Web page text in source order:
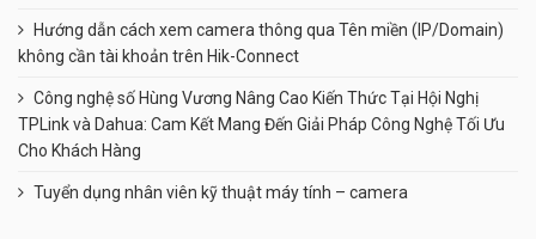
Hướng dẫn cách xem camera thông qua Tên miền (IP/Domain)
không cần tài khoản trên Hik-Connect
Công nghệ số Hùng Vương Nâng Cao Kiến Thức Tại Hội Nghị
TPLink và Dahua: Cam Kết Mang Đến Giải Pháp Công Nghệ Tối Ưu
Cho Khách Hàng
Tuyển dụng nhân viên kỹ thuật máy tính – camera